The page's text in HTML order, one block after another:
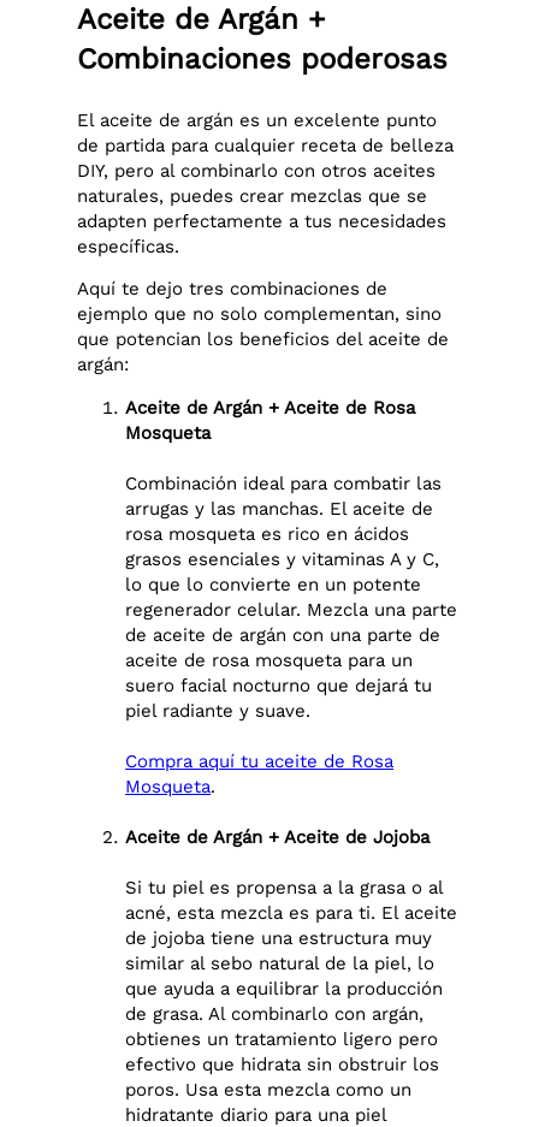
Aceite de Argán +
Combinaciones poderosas
El aceite de argán es un excelente punto
de partida para cualquier receta de belleza
DIY, pero al combinarlo con otros aceites
naturales, puedes crear mezclas que se
adapten perfectamente a tus necesidades
específicas.
Aquí te dejo tres combinaciones de
ejemplo que no solo complementan, sino
que potencian los beneficios del aceite de
argán:
Aceite de Argán + Aceite de Rosa
Mosqueta
Combinación ideal para combatir las
arrugas y las manchas. El aceite de
rosa mosqueta es rico en ácidos
grasos esenciales y vitaminas A y C,
lo que lo convierte en un potente
regenerador celular. Mezcla una parte
de aceite de argán con una parte de
aceite de rosa mosqueta para un
suero facial nocturno que dejará tu
piel radiante y suave.
Compra aquí tu aceite de Rosa
Mosqueta.
Aceite de Argán + Aceite de Jojoba
Si tu piel es propensa a la grasa o al
acné, esta mezcla es para ti. El aceite
de jojoba tiene una estructura muy
similar al sebo natural de la piel, lo
que ayuda a equilibrar la producción
de grasa. Al combinarlo con argán,
obtienes un tratamiento ligero pero
efectivo que hidrata sin obstruir los
poros. Usa esta mezcla como un
hidratante diario para una piel